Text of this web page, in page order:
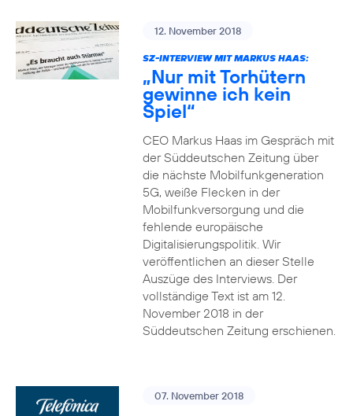
12. November 2018
SZ-INTERVIEW MIT MARKUS HAAS:
„Nur mit Torhütern
gewinne ich kein
Spiel“
CEO Markus Haas im Gespräch mit
der Süddeutschen Zeitung über
die nächste Mobilfunkgeneration
5G, weiße Flecken in der
Mobilfunkversorgung und die
fehlende europäische
Digitalisierungspolitik. Wir
veröffentlichen an dieser Stelle
Auszüge des Interviews. Der
vollständige Text ist am 12.
November 2018 in der
Süddeutschen Zeitung erschienen.
07. November 2018